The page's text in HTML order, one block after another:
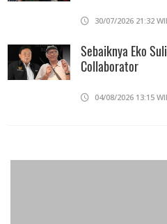
30/07/2026 21:32
Sebaiknya Eko
Collaborator
04/08/2026 13:15
Mikro